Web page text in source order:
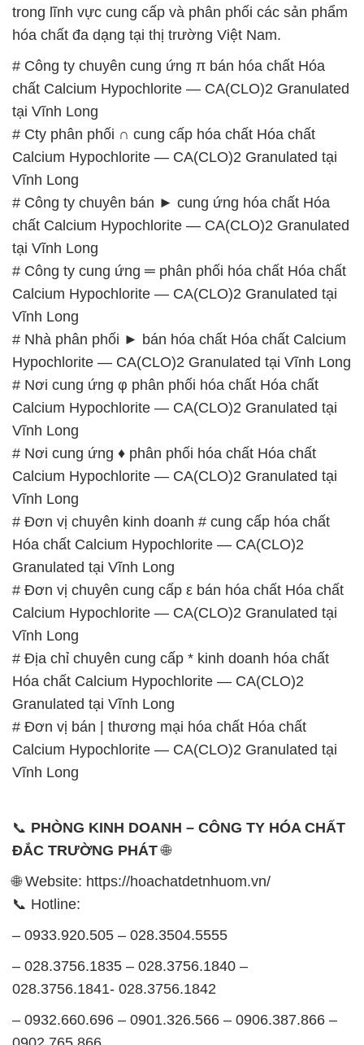
trong lĩnh vực cung cấp và phân phối các sản phẩm
hóa chất đa dạng tại thị trường Việt Nam.
# Công ty chuyên cung ứng π bán hóa chất Hóa
chất Calcium Hypochlorite — CA(CLO)2 Granulated
tại Vĩnh Long
# Cty phân phối ∩ cung cấp hóa chất Hóa chất
Calcium Hypochlorite — CA(CLO)2 Granulated tại
Vĩnh Long
# Công ty chuyên bán ► cung ứng hóa chất Hóa
chất Calcium Hypochlorite — CA(CLO)2 Granulated
tại Vĩnh Long
# Công ty cung ứng ═ phân phối hóa chất Hóa chất
Calcium Hypochlorite — CA(CLO)2 Granulated tại
Vĩnh Long
# Nhà phân phối ► bán hóa chất Hóa chất Calcium
Hypochlorite — CA(CLO)2 Granulated tại Vĩnh Long
# Nơi cung ứng φ phân phối hóa chất Hóa chất
Calcium Hypochlorite — CA(CLO)2 Granulated tại
Vĩnh Long
# Nơi cung ứng ♦ phân phối hóa chất Hóa chất
Calcium Hypochlorite — CA(CLO)2 Granulated tại
Vĩnh Long
# Đơn vị chuyên kinh doanh # cung cấp hóa chất
Hóa chất Calcium Hypochlorite — CA(CLO)2
Granulated tại Vĩnh Long
# Đơn vị chuyên cung cấp ε bán hóa chất Hóa chất
Calcium Hypochlorite — CA(CLO)2 Granulated tại
Vĩnh Long
# Địa chỉ chuyên cung cấp * kinh doanh hóa chất
Hóa chất Calcium Hypochlorite — CA(CLO)2
Granulated tại Vĩnh Long
# Đơn vị bán | thương mại hóa chất Hóa chất
Calcium Hypochlorite — CA(CLO)2 Granulated tại
Vĩnh Long
📞 PHÒNG KINH DOANH – CÔNG TY HÓA CHẤT
ĐẮC TRƯỜNG PHÁT🌐
🌐 Website: https://hoachatdetnhuom.vn/
📞 Hotline:
– 0933.920.505 – 028.3504.5555
– 028.3756.1835 – 028.3756.1840 –
028.3756.1841- 028.3756.1842
– 0932.660.696 – 0901.326.566 – 0906.387.866 –